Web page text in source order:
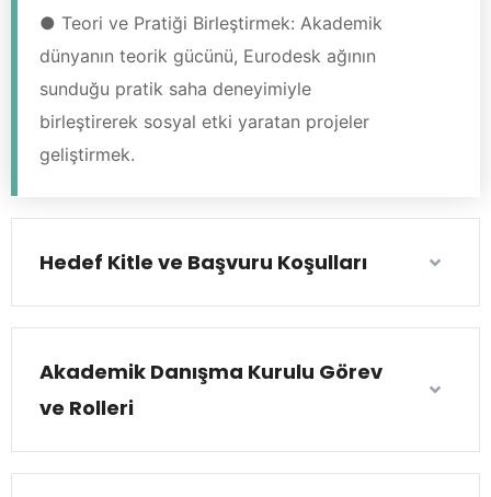
● Teori ve Pratiği Birleştirmek: Akademik
dünyanın teorik gücünü, Eurodesk ağının
sunduğu pratik saha deneyimiyle
birleştirerek sosyal etki yaratan projeler
geliştirmek.
Hedef Kitle ve Başvuru Koşulları
Akademik Danışma Kurulu Görev
ve Rolleri